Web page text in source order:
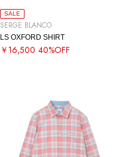
SALE
SERGE BLANCO
LS OXFORD SHIRT
￥16,500 40%OFF